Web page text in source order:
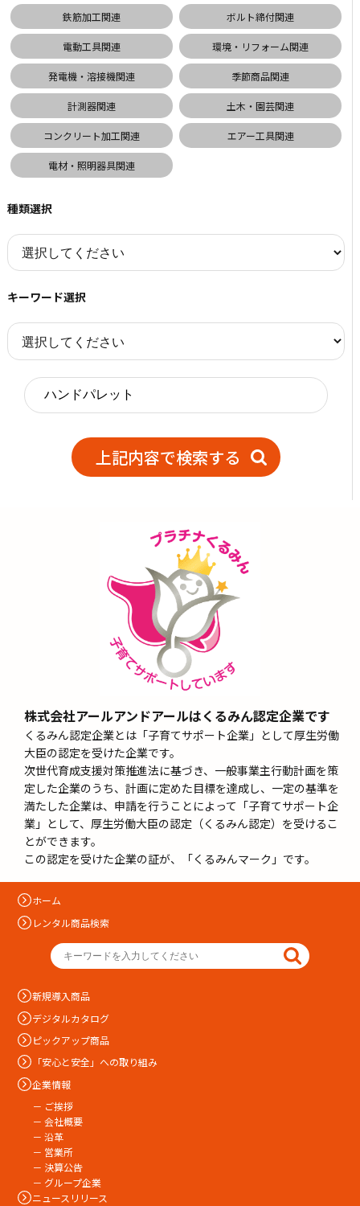
鉄筋加工関連 ボルト締付関連
電動工具関連 環境・リフォーム関連
発電機・溶接機関連 季節商品関連
計測器関連 土木・園芸関連
コンクリート加工関連 エアー工具関連
電材・照明器具関連
種類選択
キーワード選択
株式会社アールアンドアールはくるみん認定企業です
くるみん認定企業とは「子育てサポート企業」として厚生労働
大臣の認定を受けた企業です。
次世代育成支援対策推進法に基づき、一般事業主行動計画を策
定した企業のうち、計画に定めた目標を達成し、一定の基準を
満たした企業は、申請を行うことによって「子育てサポート企
業」として、厚生労働大臣の認定（くるみん認定）を受けるこ
とができます。
この認定を受けた企業の証が、「くるみんマーク」です。
ホーム
レンタル商品検索
新規導入商品
デジタルカタログ
ピックアップ商品
「安心と安全」への取り組み
企業情報
－ ご挨拶
－ 会社概要
－ 沿革
－ 営業所
－ 決算公告
－ グループ企業
ニュースリリース